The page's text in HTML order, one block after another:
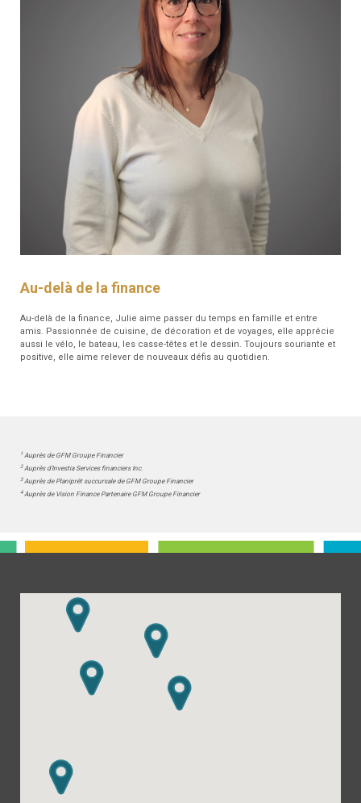
Au-delà de la finance
Au-delà de la finance, Julie aime passer du temps en famille et entre
amis. Passionnée de cuisine, de décoration et de voyages, elle apprécie
aussi le vélo, le bateau, les casse-têtes et le dessin. Toujours souriante et
positive, elle aime relever de nouveaux défis au quotidien.
1 Auprès de GFM Groupe Financier
2Auprès d'Investia Services financiers Inc.
3Auprès de Planiprêt succursale de GFM Groupe Financier
4Auprès de Vision Finance Partenaire GFM Groupe Financier